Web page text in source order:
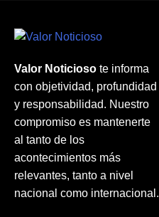
Valor Noticioso te informa
con objetividad, profundidad
y responsabilidad. Nuestro
compromiso es mantenerte
al tanto de los
acontecimientos más
relevantes, tanto a nivel
nacional como internacional.